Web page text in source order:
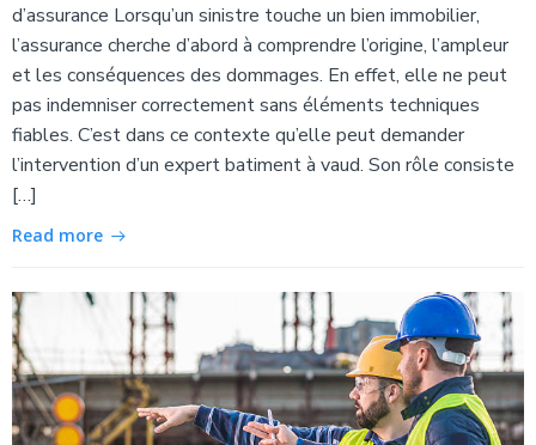
d’assurance Lorsqu’un sinistre touche un bien immobilier,
l’assurance cherche d’abord à comprendre l’origine, l’ampleur
et les conséquences des dommages. En effet, elle ne peut
pas indemniser correctement sans éléments techniques
fiables. C’est dans ce contexte qu’elle peut demander
l’intervention d’un expert batiment à vaud. Son rôle consiste
[…]
Read more